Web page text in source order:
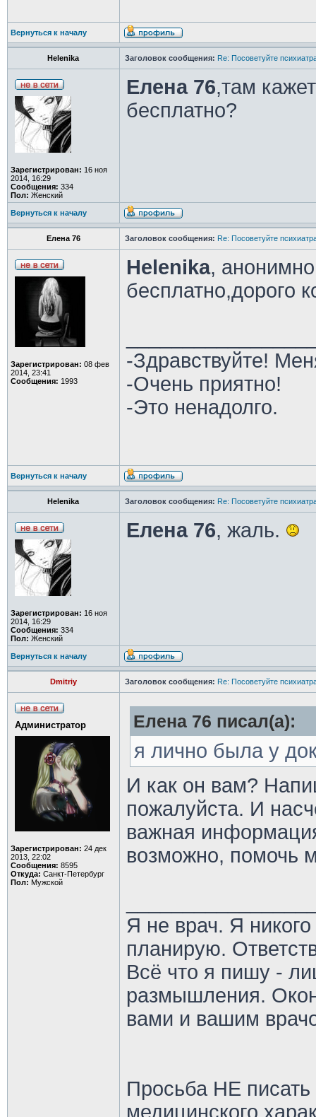
Вернуться к началу
Helenika Заголовок сообщения: Re: Посоветуйте
Зарегистрирован: 16 ноя
2014, 16:29
Сообщения: 334
Пол: Женский
Елена 76,там
бесплатно?
Вернуться к началу
Елена 76 Заголовок сообщения: Re: Посоветуйте
Зарегистрирован: 08 фев
2014, 23:41
Сообщения: 1993
Helenika,
бесплатно,дорого
-Здравствуйте!
-Очень приятно!
-Это ненадолго.
Вернуться к началу
Helenika Заголовок сообщения: Re: Посоветуйте
Зарегистрирован: 16 ноя
2014, 16:29
Сообщения: 334
Пол: Женский
Елена 76, жаль.
Вернуться к началу
Dmitriy Заголовок сообщения: Re: Посоветуйте
Администратор
Зарегистрирован: 24 дек
2013, 22:02
Сообщения: 8595
Откуда: Санкт-Петербург
Пол: Мужской
Елена 76 писал(а):
я лично была у
И как он вам?
пожалуйста. И
важная
возможно, помочь
Я не врач. Я
планирую.
Всё что я пишу -
размышления.
вами и вашим
Просьба НЕ
медицинского